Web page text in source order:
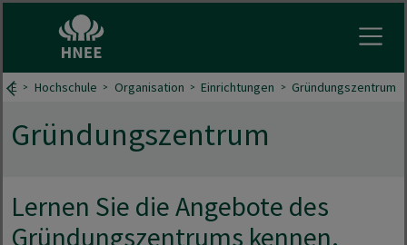
Hochschule Organisation Einrichtungen Gründungszentrum
Gründungszentrum
Lernen Sie die Angebote des
Gründungszentrums kennen.